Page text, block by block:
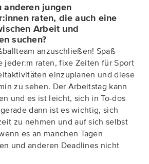
anderen jungen
raten, die auch eine
Arbeit und
suchen?
anzuschließen! Spaß
jeder:m raten, fixe Zeiten für Sport
einzuplanen und diese
zu sehen. Der Arbeitstag kann
und es ist leicht, sich in To-dos
dann ist es wichtig, sich
zu nehmen und auf sich selbst
es an manchen Tagen
und anderen Deadlines nicht